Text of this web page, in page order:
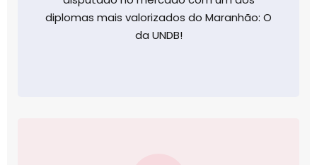
diplomas mais valorizados do Maranhão: O
da UNDB!